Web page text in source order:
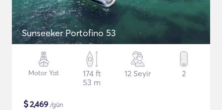
Sunseeker Portofino 53
Motor Yat
174 ft
53 m
12 Seyir 2
$2,469 /gün